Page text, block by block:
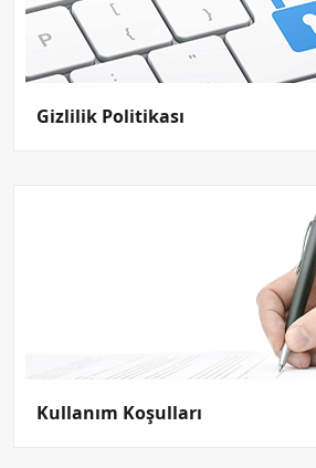
Gizlilik Politikası
Kullanım Koşulları